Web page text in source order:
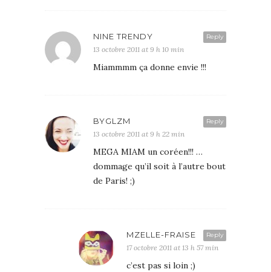
Reply
NINE TRENDY
13 octobre 2011 at 9 h 10 min
Miammmm ça donne envie !!!
Reply
BYGLZM
13 octobre 2011 at 9 h 22 min
MEGA MIAM un coréen!!! …
dommage qu’il soit à l’autre bout
de Paris! ;)
Reply
MZELLE-FRAISE
17 octobre 2011 at 13 h 57 min
c’est pas si loin ;)